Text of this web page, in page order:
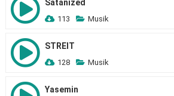
Satanized
113 Musik
STREIT
128 Musik
Yasemin